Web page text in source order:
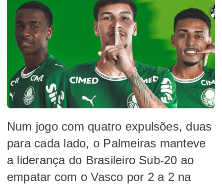
Num jogo com quatro expulsões, duas
para cada lado, o Palmeiras manteve
a liderança do Brasileiro Sub-20 ao
empatar com o Vasco por 2 a 2 na